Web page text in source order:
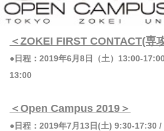
＜ZOKEI FIRST CONTACT(専
●日程：2019年6月8日（土）13:00-
13:00
＜Open Campus 2019＞
●日程：2019年7月13日(土) 9:30-17:30